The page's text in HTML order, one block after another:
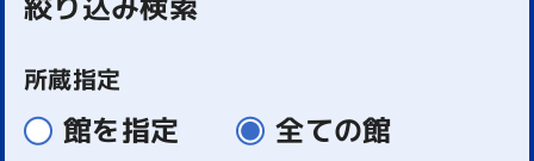
所蔵指定
館を指定 全ての館